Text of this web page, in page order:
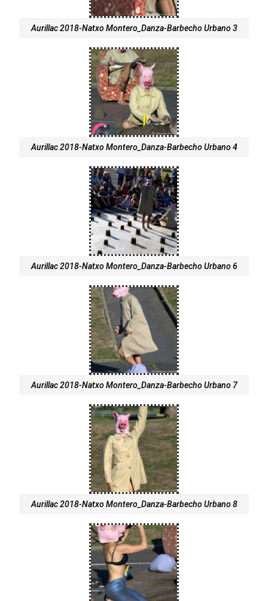
Aurillac 2018-Natxo Montero_Danza-Barbecho Urbano 3
Aurillac 2018-Natxo Montero_Danza-Barbecho Urbano 4
Aurillac 2018-Natxo Montero_Danza-Barbecho Urbano 6
Aurillac 2018-Natxo Montero_Danza-Barbecho Urbano 7
Aurillac 2018-Natxo Montero_Danza-Barbecho Urbano 8